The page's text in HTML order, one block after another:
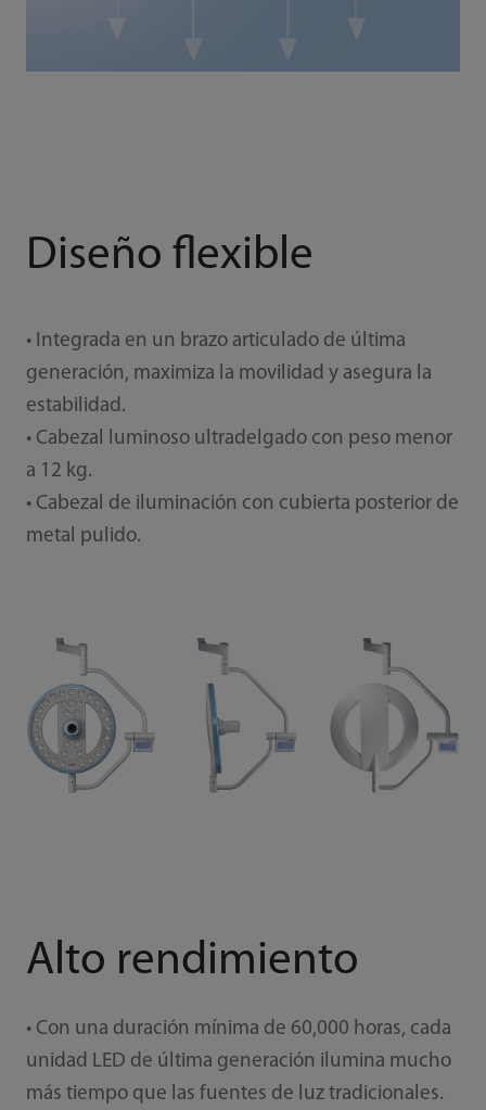
Diseño flexible
• Integrada en un brazo articulado de última
generación, maximiza la movilidad y asegura la
estabilidad.
• Cabezal luminoso ultradelgado con peso menor
a 12 kg.
• Cabezal de iluminación con cubierta posterior de
metal pulido.
Alto rendimiento
• Con una duración mínima de 60,000 horas, cada
unidad LED de última generación ilumina mucho
más tiempo que las fuentes de luz tradicionales.